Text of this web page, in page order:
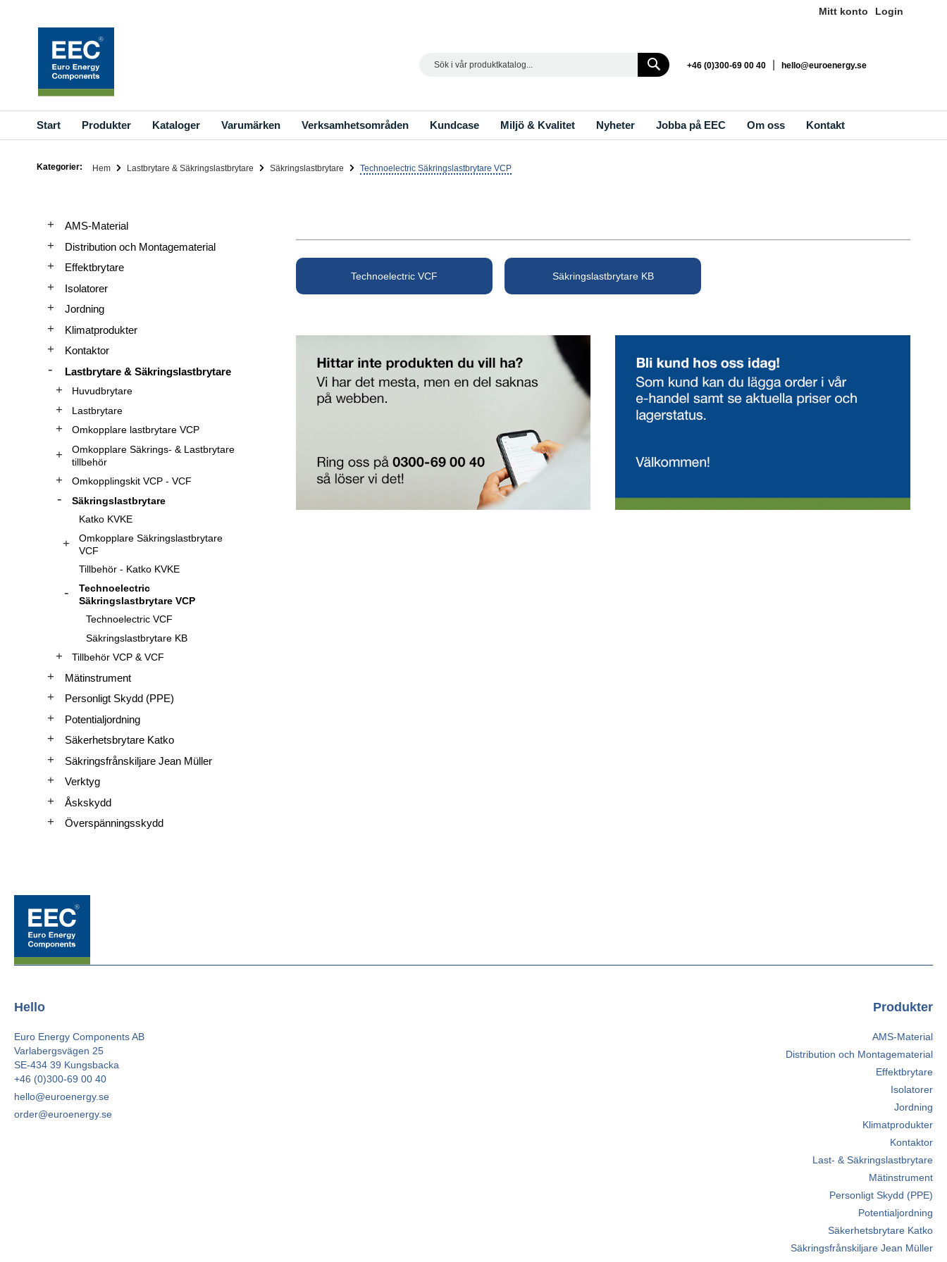
Mitt konto Login
till
innehållet
+46 (0)300-69 00 40 hello@euroenergy.se
Search
Start Produkter Kataloger Varumärken Verksamhetsområden Kundcase Miljö & Kvalitet Nyheter Jobba på EEC Om oss Kontakt
Kategorier: Hem Lastbrytare & Säkringslastbrytare Säkringslastbrytare Technoelectric Säkringslastbrytare VCP
Technoelectric VCF Säkringslastbrytare KB
AMS-Material
Distribution och Montagematerial
Effektbrytare
Isolatorer
Jordning
Klimatprodukter
Kontaktor
Lastbrytare & Säkringslastbrytare
Huvudbrytare
Lastbrytare
Omkopplare lastbrytare VCP
Omkopplare Säkrings- & Lastbrytare
tillbehör
Omkopplingskit VCP - VCF
Säkringslastbrytare
Katko KVKE
Omkopplare Säkringslastbrytare
VCF
Tillbehör - Katko KVKE
Technoelectric
Säkringslastbrytare VCP
Technoelectric VCF
Säkringslastbrytare KB
Tillbehör VCP & VCF
Mätinstrument
Personligt Skydd (PPE)
Potentialjordning
Säkerhetsbrytare Katko
Säkringsfrånskiljare Jean Müller
Verktyg
Åskskydd
Överspänningsskydd
Produkter
AMS-Material
Distribution och Montagematerial
Effektbrytare
Isolatorer
Jordning
Klimatprodukter
Kontaktor
Last- & Säkringslastbrytare
Mätinstrument
Personligt Skydd (PPE)
Potentialjordning
Säkerhetsbrytare Katko
Säkringsfrånskiljare Jean Müller
Hello
Euro Energy Components AB
Varlabergsvägen 25
SE-434 39 Kungsbacka
+46 (0)300-69 00 40
hello@euroenergy.se
order@euroenergy.se